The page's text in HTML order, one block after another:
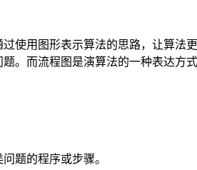
使用图形表示算法的思路，让算
。而流程图是演算法的一种表达方
题的程序或步骤。